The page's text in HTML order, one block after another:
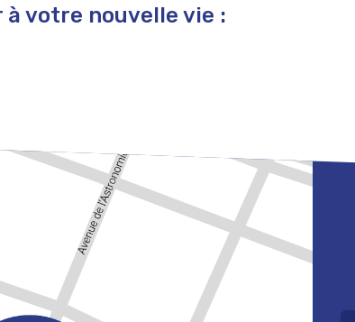
votre nouvelle vie :